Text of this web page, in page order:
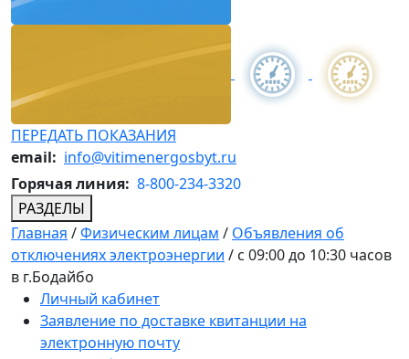
ПЕРЕДАТЬ ПОКАЗАНИЯ
email: info@vitimenergosbyt.ru
Горячая линия: 8-800-234-3320
РАЗДЕЛЫ
Главная /Физическим лицам / Объявления об
отключениях электроэнергии / c 09:00 до 10:30 часов
в г.Бодайбо
Личный кабинет
Заявление по доставке квитанции на
электронную почту